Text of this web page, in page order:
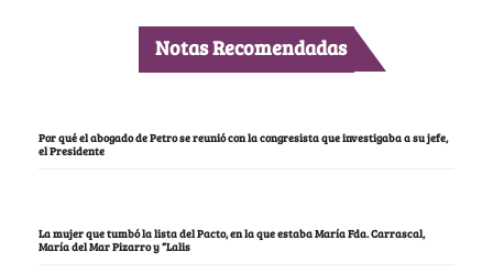
Notas Recomendadas
Por qué el abogado de Petro se reunió con la congresista que investigaba a su jefe,
el Presidente
La mujer que tumbó la lista del Pacto, en la que estaba María Fda. Carrascal,
María del Mar Pizarro y “Lalis